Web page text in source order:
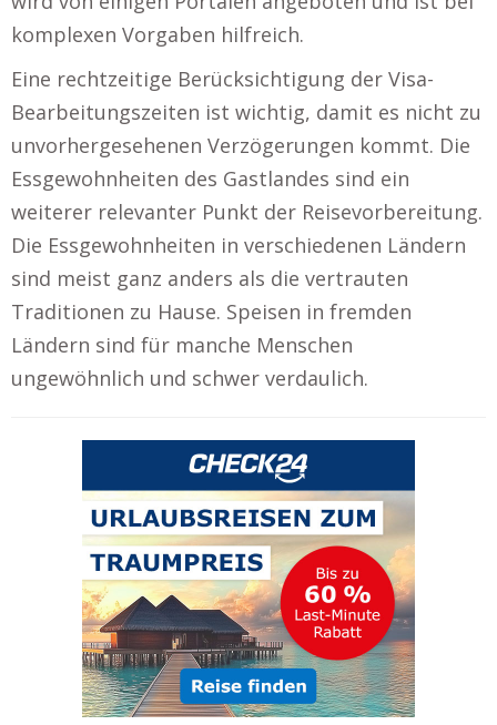
komplexen Vorgaben hilfreich.
Eine rechtzeitige Berücksichtigung der Visa-
Bearbeitungszeiten ist wichtig, damit es nicht zu
unvorhergesehenen Verzögerungen kommt. Die
Essgewohnheiten des Gastlandes sind ein
weiterer relevanter Punkt der Reisevorbereitung.
Die Essgewohnheiten in verschiedenen Ländern
sind meist ganz anders als die vertrauten
Traditionen zu Hause. Speisen in fremden
Ländern sind für manche Menschen
ungewöhnlich und schwer verdaulich.